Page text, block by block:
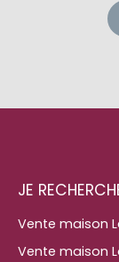
JE
Vente maison
Vente maison